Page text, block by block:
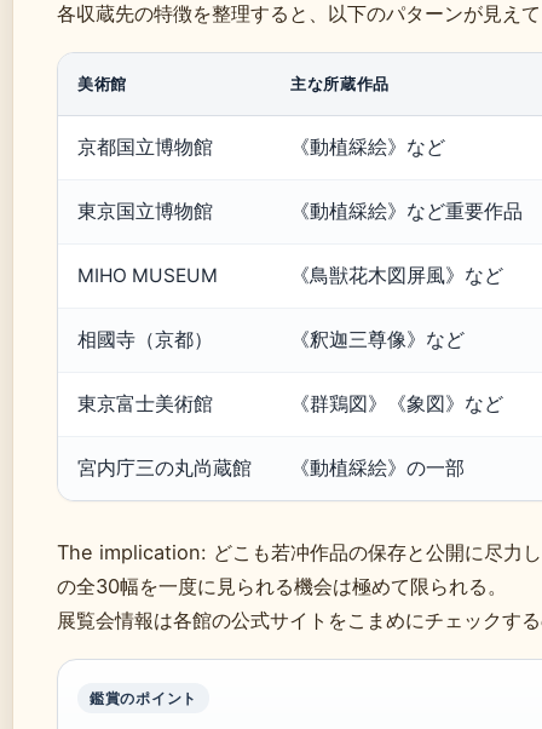
各収蔵先の特徴を整理すると、以下のパターンが見え
美術館 主な所蔵作品
京都国立博物館 《動植綵絵》など
東京国立博物館 《動植綵絵》など重要作品
MIHO MUSEUM 《鳥獣花木図屏風》など
相國寺（京都） 《釈迦三尊像》など
東京富士美術館 《群鶏図》《象図》など
宮内庁三の丸尚蔵館 《動植綵絵》の一部
The implication: どこも若冲作品の保存と公開に尽力
の全30幅を一度に見られる機会は極めて限られる。
展覧会情報は各館の公式サイトをこまめにチェックす
鑑賞のポイント